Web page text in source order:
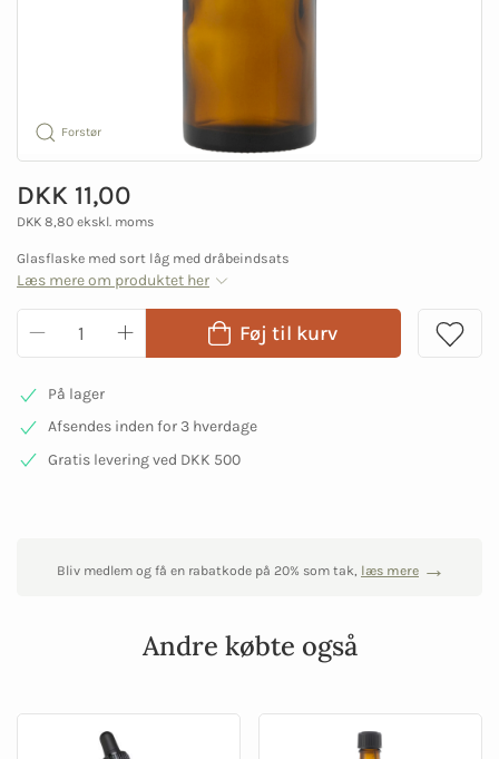
Forstør
DKK 11,00
DKK 8,80 ekskl. moms
Glasflaske med sort låg med dråbeindsats
Læs mere om produktet her
Føj til kurv
På lager
Afsendes inden for 3 hverdage
Gratis levering ved DKK 500
Bliv medlem og få en rabatkode på 20% som tak, læs mere
Andre købte også